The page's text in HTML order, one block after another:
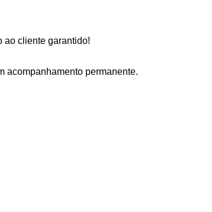
ao cliente garantido!
acompanhamento permanente.